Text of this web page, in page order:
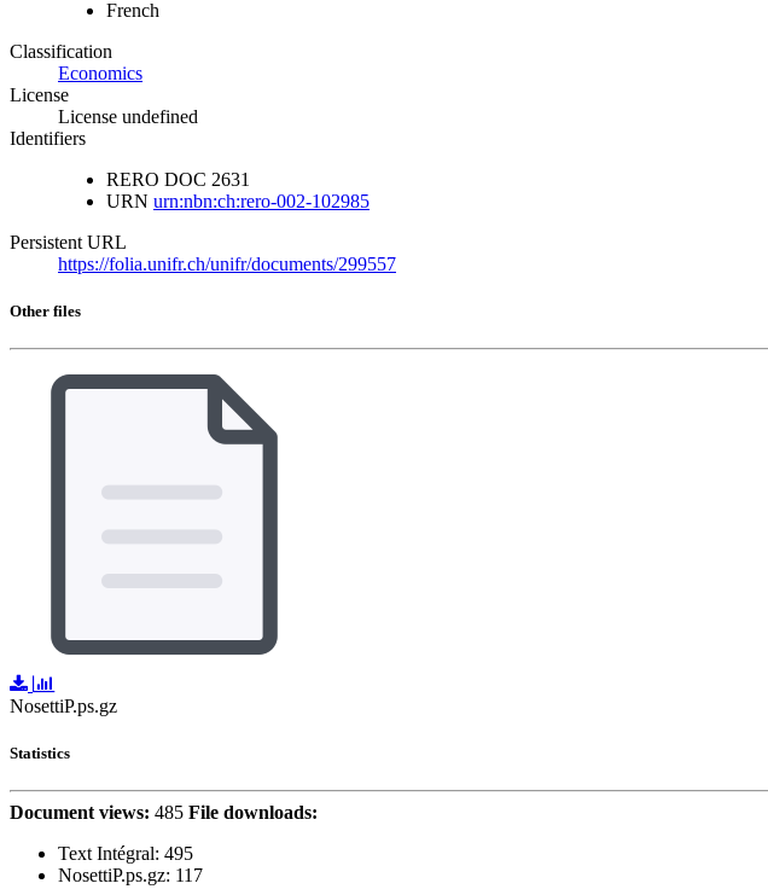
French
Classification
Economics
License
License undefined
Identifiers
RERO DOC 2631
URN urn:nbn:ch:rero-002-102985
Persistent URL
https://folia.unifr.ch/unifr/documents/299557
Other files
NosettiP.ps.gz
Statistics
Document views: 485 File downloads:
Text Intégral: 495
NosettiP.ps.gz: 117